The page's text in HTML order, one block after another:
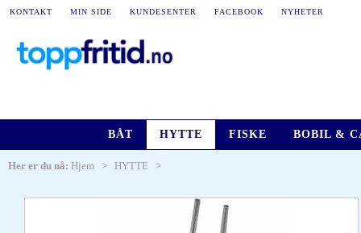
KONTAKT MIN SIDE KUNDESENTER FACEBOOK NYHETER
BÅT HYTTE FISKE BOBIL &
Her er du nå: Hjem > HYTTE >